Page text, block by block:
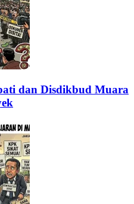
dan Disdikbud Muara